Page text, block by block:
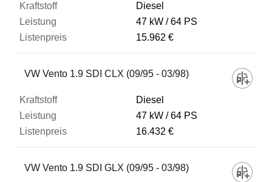
Diesel
47 kW
64 PS
15.962 €
VW Vento 1.9 SDI CLX (09/95 - 03/98)
Diesel
47 kW
64 PS
16.432 €
VW Vento 1.9 SDI GLX (09/95 - 03/98)